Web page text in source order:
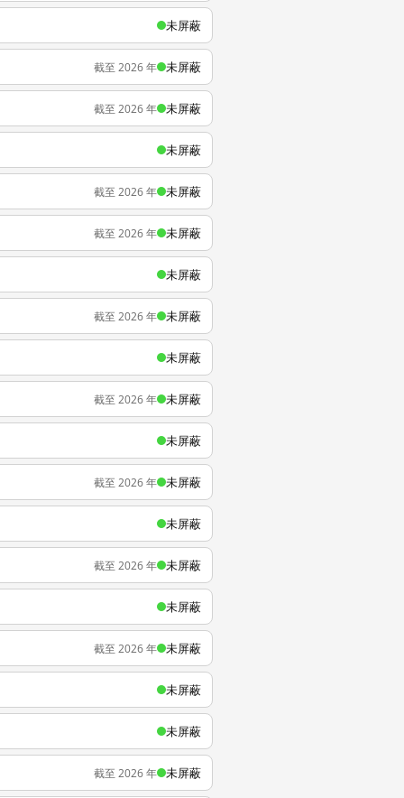
未屏蔽
截至 2026 年 未屏蔽
截至 2026 年 未屏蔽
未屏蔽
截至 2026 年 未屏蔽
截至 2026 年 未屏蔽
未屏蔽
截至 2026 年 未屏蔽
未屏蔽
截至 2026 年 未屏蔽
未屏蔽
截至 2026 年 未屏蔽
未屏蔽
截至 2026 年 未屏蔽
未屏蔽
截至 2026 年 未屏蔽
未屏蔽
未屏蔽
截至 2026 年 未屏蔽